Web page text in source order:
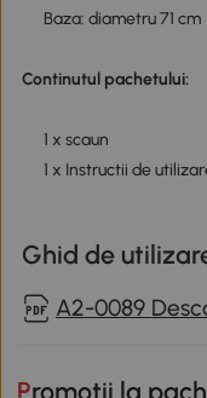
Baza: diametru 71 cm
Continutul pachetului:
1 x scaun
1 x Instructii de
Ghid de
A2-0089
Promotii la